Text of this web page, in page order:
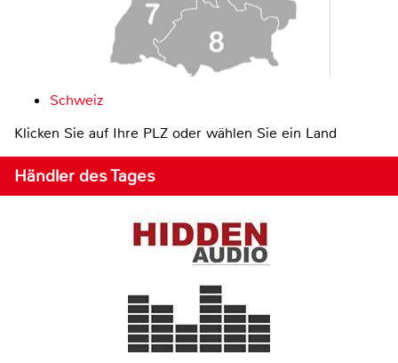
Schweiz
Klicken Sie auf Ihre PLZ oder wählen Sie ein Land
Händler des Tages